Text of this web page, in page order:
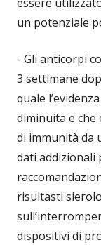
un potenziale
- Gli anticorpi
3 settimane
quale
diminuita e
di immunità da
dati addizionali
risultasti
dispositivi di